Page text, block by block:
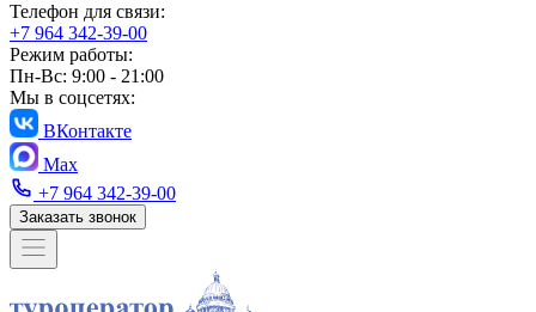
Телефон для связи:
+7 964 342-39-00
Режим работы:
Пн-Вс: 9:00 - 21:00
Мы в соцсетях:
ВКонтакте
Max
+7 964 342-39-00
Заказать звонок